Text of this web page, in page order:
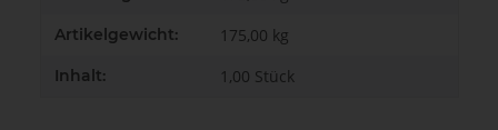
Artikelgewicht: 175,00 kg
Inhalt: 1,00 Stück